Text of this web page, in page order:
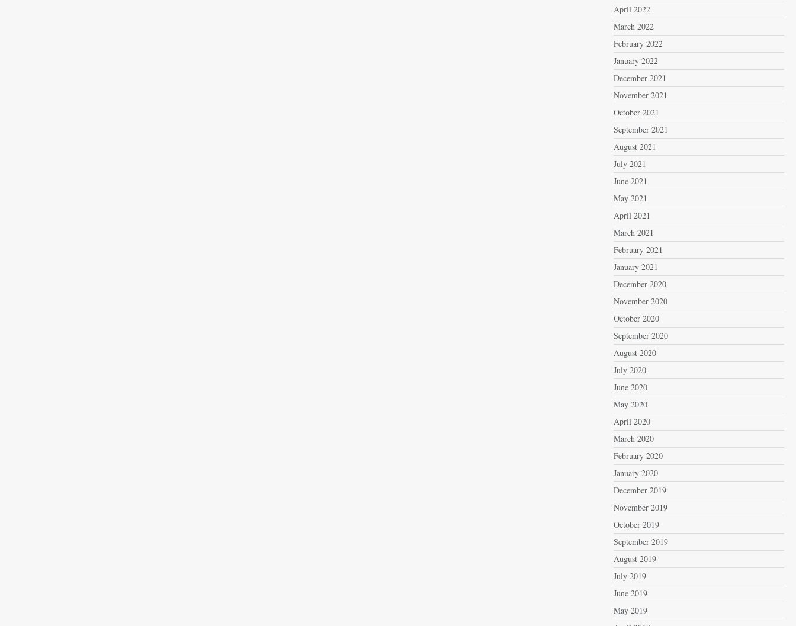
April 2022
March 2022
February 2022
January 2022
December 2021
November 2021
October 2021
September 2021
August 2021
July 2021
June 2021
May 2021
April 2021
March 2021
February 2021
January 2021
December 2020
November 2020
October 2020
September 2020
August 2020
July 2020
June 2020
May 2020
April 2020
March 2020
February 2020
January 2020
December 2019
November 2019
October 2019
September 2019
August 2019
July 2019
June 2019
May 2019